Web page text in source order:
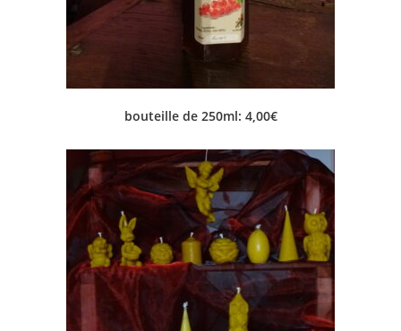
bouteille de 250ml: 4,00€